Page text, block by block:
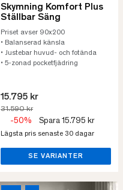
Skymning Komfort Plus
Ställbar Säng
Priset avser 90x200
• Balanserad känsla
• Justebar huvud- och fotända
• 5-zonad pocketfjädring
15.795 kr
31.590 kr
-50% Spara 15.795 kr
Lägsta pris senaste 30 dagar
SE VARIANTER